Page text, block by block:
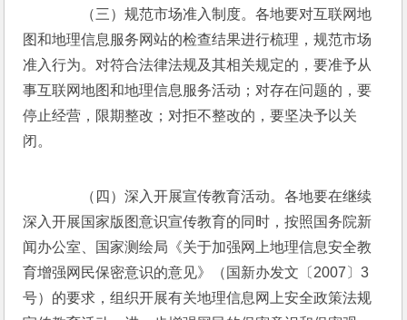
（三）规范市场准入制度。各地要对互联网地
图和地理信息服务网站的检查结果进行梳理，规范市场
准入行为。对符合法律法规及其相关规定的，要准予从
事互联网地图和地理信息服务活动；对存在问题的，要
停止经营，限期整改；对拒不整改的，要坚决予以关
闭。
（四）深入开展宣传教育活动。各地要在继续
深入开展国家版图意识宣传教育的同时，按照国务院新
闻办公室、国家测绘局《关于加强网上地理信息安全教
育增强网民保密意识的意见》（国新办发文〔2007〕3
号）的要求，组织开展有关地理信息网上安全政策法规